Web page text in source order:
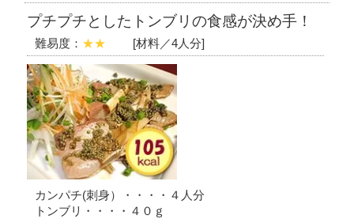
プチプチとしたトンブリの食感が決め手！
難易度： ★★ [材料／4人分]
カンパチ(刺身）・・・・４人分
トンブリ・・・・４０ｇ